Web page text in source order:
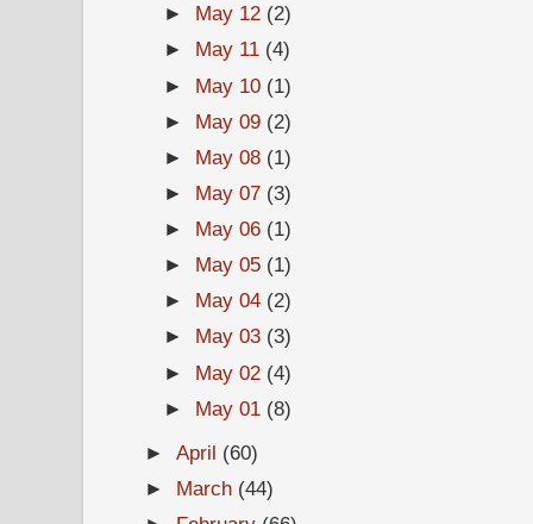
► May 12 (2)
► May 11 (4)
► May 10 (1)
► May 09 (2)
► May 08 (1)
► May 07 (3)
► May 06 (1)
► May 05 (1)
► May 04 (2)
► May 03 (3)
► May 02 (4)
► May 01 (8)
►April (60)
► March (44)